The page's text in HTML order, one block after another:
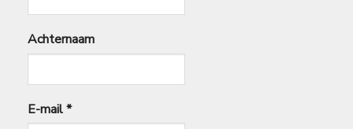
Achternaam
E-mail*